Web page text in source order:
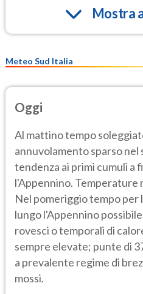
Mostra
Meteo Sud Italia
Oggi
Al mattino tempo
annuvolamento sparso nel
tendenza ai primi cumuli a
l'Appennino. Temperature
Nel pomeriggio tempo per
lungo l'Appennino
rovesci o temporali di
sempre elevate; punte di
a prevalente regime di
mossi.